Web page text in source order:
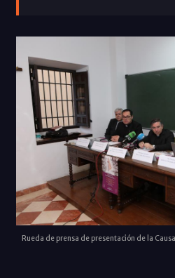
Rueda de prensa de presentación de la